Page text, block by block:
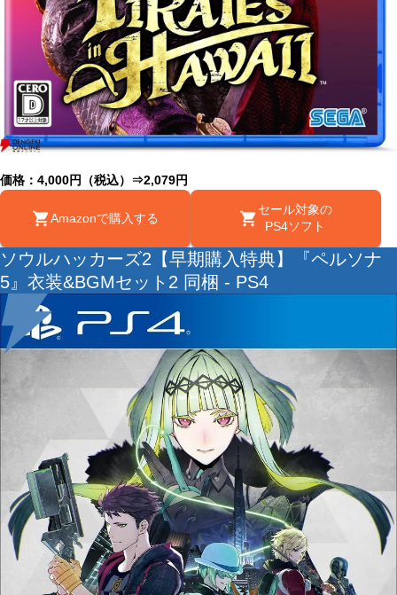
価格：4,000円（税込）⇒2,079円
Amazonで購入する
セール対象の
PS4ソフト
ソウルハッカーズ2【早期購入特典】『ペルソナ
5』衣装&BGMセット2 同梱 - PS4